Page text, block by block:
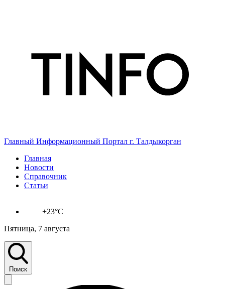
Главный Информационный Портал г. Талдыкорган
Главная
Новости
Справочник
Статьи
+23°C
Пятница, 7 августа
Поиск